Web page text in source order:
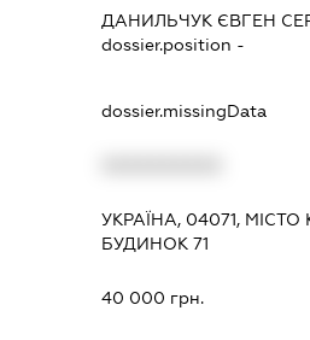
ДАНИЛЬЧУК ЄВГЕН
dossier.position -
dossier.missingData
УКРАЇНА, 04071,
БУДИНОК 71
40 000 грн.